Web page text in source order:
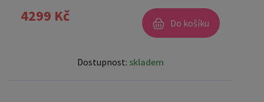
4299 Kč Do košíku
Dostupnost: skladem